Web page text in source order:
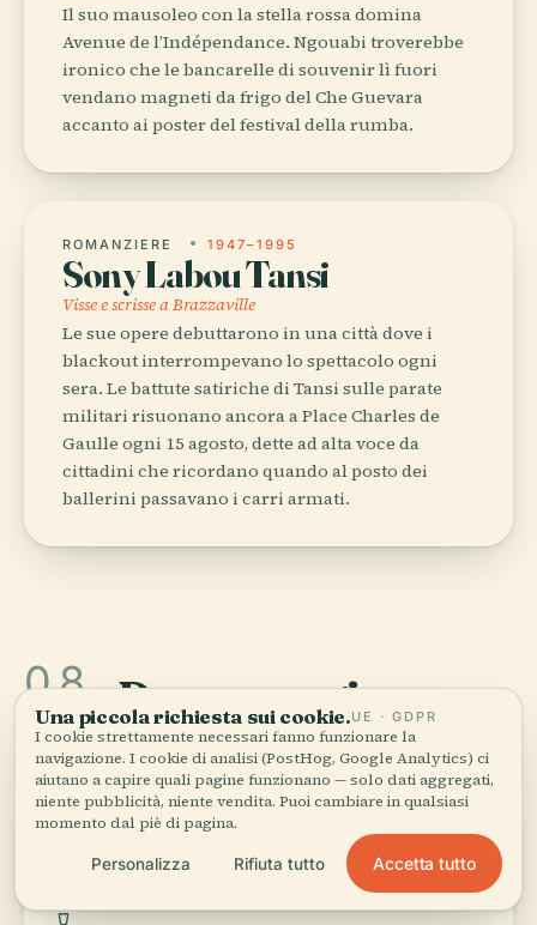
Il suo mausoleo con la stella rossa domina
Avenue de l’Indépendance. Ngouabi troverebbe
ironico che le bancarelle di souvenir lì fuori
vendano magneti da frigo del Che Guevara
accanto ai poster del festival della rumba.
ROMANZIERE 1947–1995
Sony Labou Tansi
Visse e scrisse a Brazzaville
Le sue opere debuttarono in una città dove i
blackout interrompevano lo spettacolo ogni
sera. Le battute satiriche di Tansi sulle parate
militari risuonano ancora a Place Charles de
Gaulle ogni 15 agosto, dette ad alta voce da
cittadini che ricordano quando al posto dei
ballerini passavano i carri armati.
08 Dove mangiare.
Dove i locali prenotano davvero per cena —
non i menù da turisti.
POULET MOAMBE
Una piccola richiesta sui cookie.UE · GDPR
I cookie strettamente necessari fanno funzionare la
navigazione. I cookie di analisi (PostHog, Google Analytics) ci
aiutano a capire quali pagine funzionano — solo dati aggregati,
niente pubblicità, niente vendita. Puoi cambiare in qualsiasi
momento dal piè di pagina.
Personalizza Rifiuta tutto Accetta tutto